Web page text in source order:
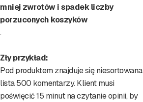
mniej zwrotów i spadek liczby
porzuconych koszyków
.
Zły przykład:
Pod produktem znajduje się niesortowana
lista 500 komentarzy. Klient musi
poświęcić 15 minut na czytanie opinii, by